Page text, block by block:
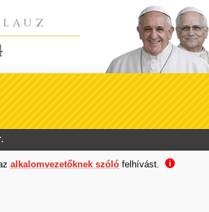
alkalomvezetőknek szóló felhívást. 